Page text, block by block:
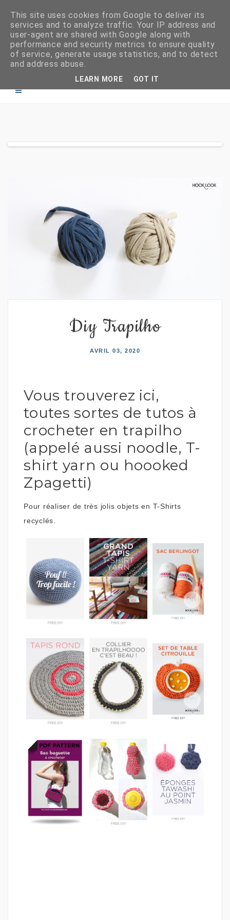
Diy Trapilho
AVRIL 03, 2020
Vous trouverez ici,
toutes sortes de tutos à
crocheter en trapilho
(appelé aussi noodle, T-
shirt yarn ou hoooked
Zpagetti)
Pour réaliser de très jolis objets en T-Shirts
recyclés.
This site uses cookies from Google to deliver its
services and to analyze traffic. Your IP address and
user-agent are shared with Google along with
performance and security metrics to ensure quality
of service, generate usage statistics, and to detect
and address abuse.
LEARN MORE GOT IT